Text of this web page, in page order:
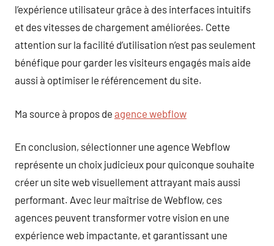
l’expérience utilisateur grâce à des interfaces intuitifs
et des vitesses de chargement améliorées. Cette
attention sur la facilité d’utilisation n’est pas seulement
bénéfique pour garder les visiteurs engagés mais aide
aussi à optimiser le référencement du site.
Ma source à propos de agence webflow
En conclusion, sélectionner une agence Webflow
représente un choix judicieux pour quiconque souhaite
créer un site web visuellement attrayant mais aussi
performant. Avec leur maîtrise de Webflow, ces
agences peuvent transformer votre vision en une
expérience web impactante, et garantissant une